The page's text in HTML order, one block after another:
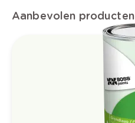
Aanbevolen producten